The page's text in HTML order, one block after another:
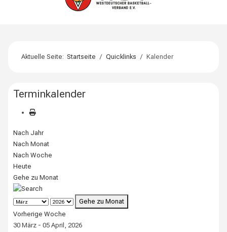
Aktuelle Seite:Startseite Quicklinks Kalender
Terminkalender
Nach Jahr
Nach Monat
Nach Woche
Heute
Gehe zu Monat
Gehe zu Monat
Vorherige Woche
30 März - 05 April, 2026